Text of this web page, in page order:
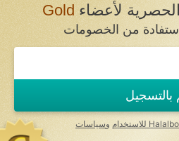
لأعضاءGold
من الخصومات
بالتسجيل
وسياسات